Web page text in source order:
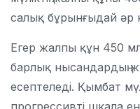
салық бұрынғыдай әр
Егер жалпы құн 450
барлық нысандардың
есептеледі. Қымбат
прогрессивті шкала